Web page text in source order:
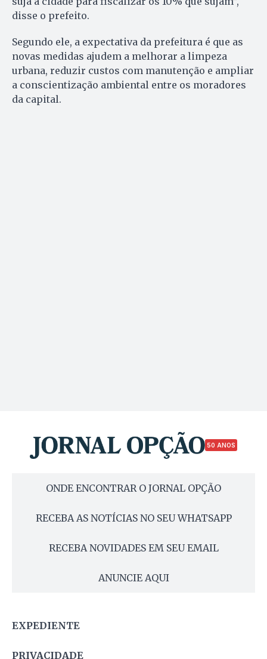
disse o prefeito.
Segundo ele, a expectativa da prefeitura é que as
novas medidas ajudem a melhorar a limpeza
urbana, reduzir custos com manutenção e ampliar
a conscientização ambiental entre os moradores
da capital.
50 ANOS
ONDE ENCONTRAR O JORNAL OPÇÃO
RECEBA AS NOTÍCIAS NO SEU WHATSAPP
RECEBA NOVIDADES EM SEU EMAIL
ANUNCIE AQUI
EXPEDIENTE
PRIVACIDADE